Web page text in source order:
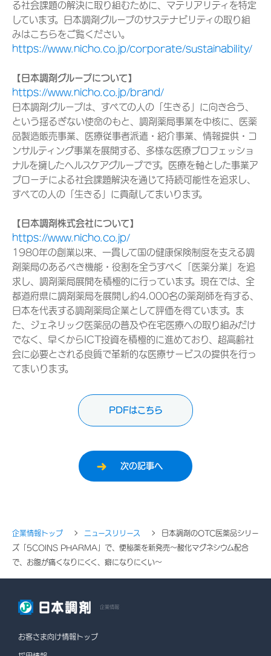
る社会課題の解決に取り組むために、マテリアリティを特定
しています。日本調剤グループのサステナビリティの取り組
みはこちらをご覧ください。
https://www.nicho.co.jp/corporate/sustainability/
【日本調剤グループについて】
https://www.nicho.co.jp/brand/
日本調剤グループは、すべての人の「生きる」に向き合う、
という揺るぎない使命のもと、調剤薬局事業を中核に、医薬
品製造販売事業、医療従事者派遣・紹介事業、情報提供・コ
ンサルティング事業を展開する、多様な医療プロフェッショ
ナルを擁したヘルスケアグループです。医療を軸とした事業ア
プローチによる社会課題解決を通じて持続可能性を追求し、
すべての人の「生きる」に貢献してまいります。
【日本調剤株式会社について】
https://www.nicho.co.jp/
1980年の創業以来、一貫して国の健康保険制度を支える調
剤薬局のあるべき機能・役割を全うすべく「医薬分業」を追
求し、調剤薬局展開を積極的に行っています。現在では、全
都道府県に調剤薬局を展開し約4,000名の薬剤師を有する、
日本を代表する調剤薬局企業として評価を得ています。ま
た、ジェネリック医薬品の普及や在宅医療への取り組みだけ
でなく、早くからICT投資を積極的に進めており、超高齢社
会に必要とされる良質で革新的な医療サービスの提供を行っ
てまいります。
PDFはこちら
次の記事へ
企業情報トップ ニュースリリース
日本調剤のOTC医薬品シリー
ズ「5COINS PHARMA」で、便秘薬を新発売～酸化マグネシウム配合
で、お腹が痛くなりにくく、癖になりにくい～
企業情報
お客さま向け情報トップ